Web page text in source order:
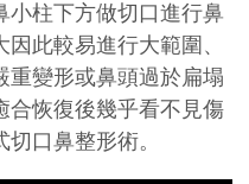
小柱下方做切口進行鼻
因此較易進行大範圍、
重變形或鼻頭過於扁塌
合恢復後幾乎看不見傷
口鼻整形術。